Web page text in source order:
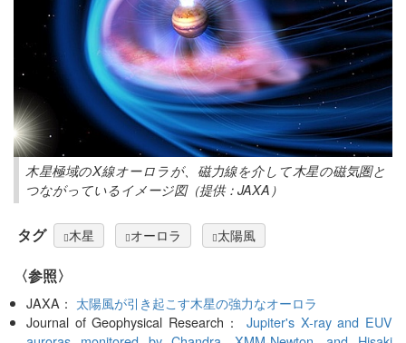
木星極域のX線オーロラが、磁力線を介して木星の磁気圏と
つながっているイメージ図（提供：JAXA）
タグ 木星 オーロラ 太陽風
〈参照〉
JAXA： 太陽風が引き起こす木星の強力なオーロラ
Journal of Geophysical Research：Jupiter's X-ray and EUV